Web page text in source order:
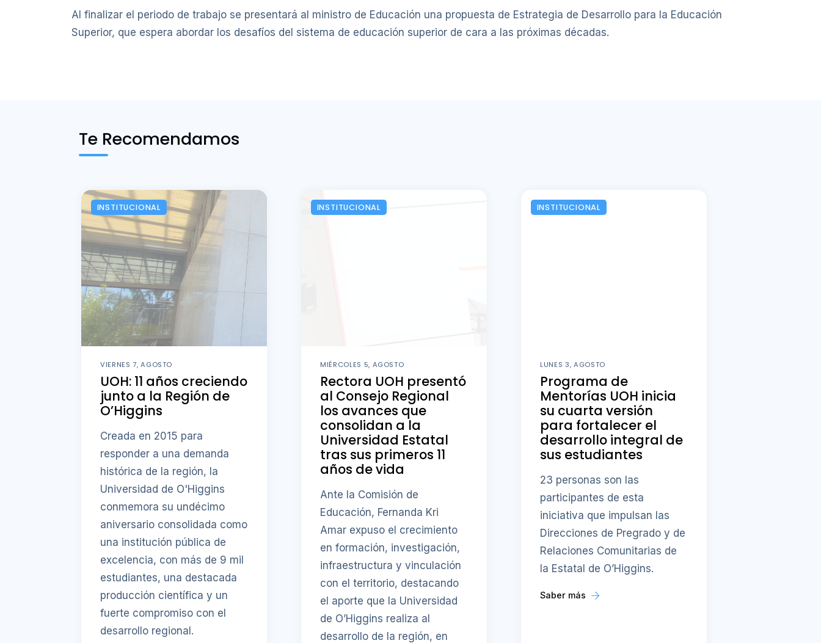
Al finalizar el periodo de trabajo se presentará al ministro de Educación una propuesta de Estrategia de Desarrollo para la Educación
Superior, que espera abordar los desafíos del sistema de educación superior de cara a las próximas décadas.
Te Recomendamos
INSTITUCIONAL
VIERNES 7, AGOSTO
UOH: 11 años creciendo
junto a la Región de
O’Higgins
Creada en 2015 para
responder a una demanda
histórica de la región, la
Universidad de O'Higgins
conmemora su undécimo
aniversario consolidada como
una institución pública de
excelencia, con más de 9 mil
estudiantes, una destacada
producción científica y un
fuerte compromiso con el
desarrollo regional.
INSTITUCIONAL
MIÉRCOLES 5, AGOSTO
Rectora UOH presentó
al Consejo Regional
los avances que
consolidan a la
Universidad Estatal
tras sus primeros 11
años de vida
Ante la Comisión de
Educación, Fernanda Kri
Amar expuso el crecimiento
en formación, investigación,
infraestructura y vinculación
con el territorio, destacando
el aporte que la Universidad
de O’Higgins realiza al
desarrollo de la región, en
INSTITUCIONAL
LUNES 3, AGOSTO
Programa de
Mentorías UOH inicia
su cuarta versión
para fortalecer el
desarrollo integral de
sus estudiantes
23 personas son las
participantes de esta
iniciativa que impulsan las
Direcciones de Pregrado y de
Relaciones Comunitarias de
la Estatal de O’Higgins.
Saber más